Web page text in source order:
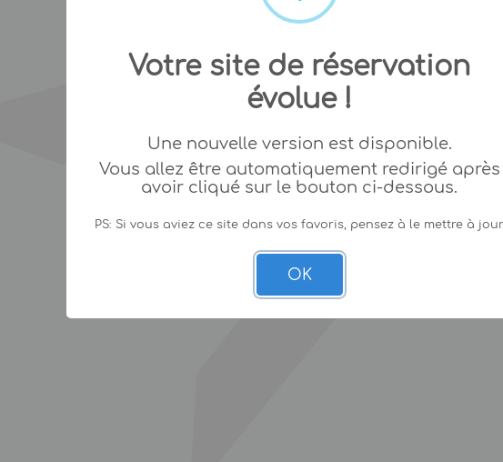
Votre site de réservation
évolue !
Une nouvelle version est disponible.
Vous allez être automatiquement redirigé après
avoir cliqué sur le bouton ci-dessous.
PS: Si vous aviez ce site dans vos favoris, pensez à le mettre à
OK